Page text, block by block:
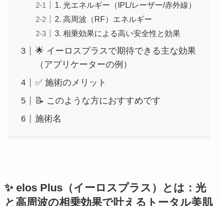
1. 光エネルギー（IPL/レーザー/赤外線）
2. 高周波（RF）エネルギー
3. 相乗効果による高い安全性と効果
🌟 イーロスプラスで期待できる主な効果
（アプリケーターの例）
✅ 施術のメリット
📝 このような方におすすめです
施術名
✨ elos Plus（イーロスプラス）とは：光
と高周波の相乗効果で叶えるトータル美肌